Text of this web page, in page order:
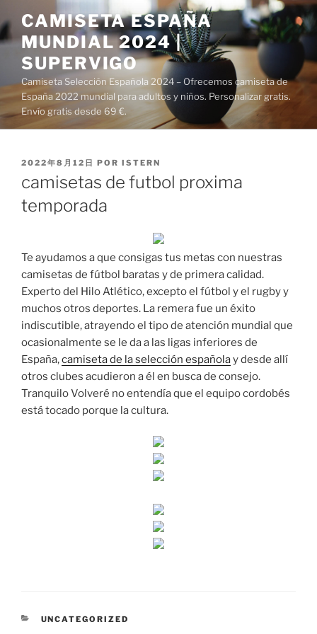
al
contenido
CAMISETA ESPAÑA
MUNDIAL 2024 |
SUPERVIGO
Camiseta Selección Española 2024 – Ofrecemos camiseta de
España 2022 mundial para adultos y niños. Personalizar gratis.
Envío gratis desde 69 €.
PUBLICADO
2022年8月12日 POR ISTERN
camisetas de futbol proxima
temporada
Te ayudamos a que consigas tus metas con nuestras
camisetas de fútbol baratas y de primera calidad.
Experto del Hilo Atlético, excepto el fútbol y el rugby y
muchos otros deportes. La remera fue un éxito
indiscutible, atrayendo el tipo de atención mundial que
ocasionalmente se le da a las ligas inferiores de
España,camiseta de la selección españolay desde allí
otros clubes acudieron a él en busca de consejo.
Tranquilo Volveré no entendía que el equipo cordobés
está tocado porque la cultura.
CATEGORÍAS
UNCATEGORIZED